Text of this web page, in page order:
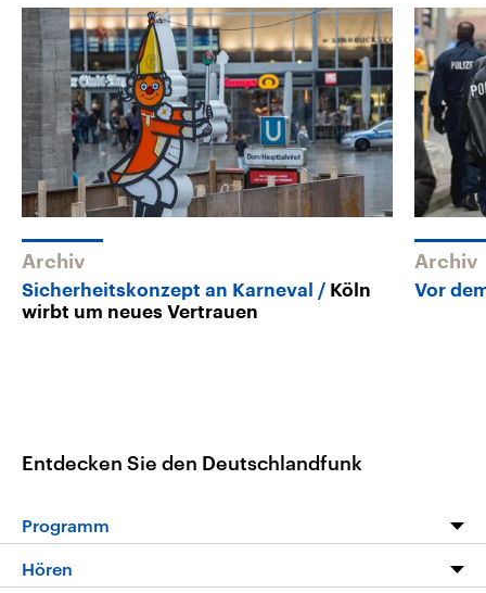
Archiv
Sicherheitskonzept an Karneval
Köln
wirbt um neues Vertrauen
Archiv
Vor
Entdecken Sie den Deutschlandfunk
Programm
Programm
Hören